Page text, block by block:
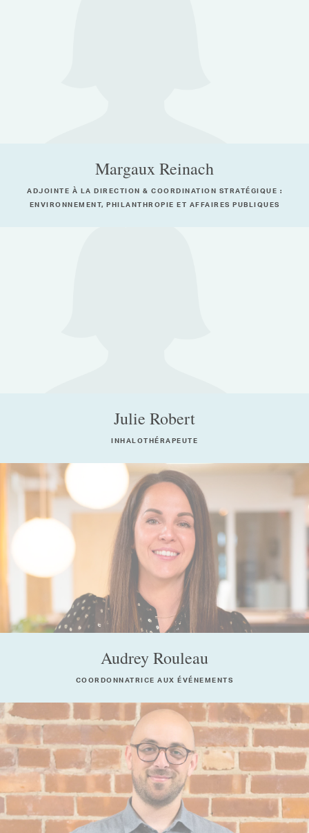
Margaux Reinach
ADJOINTE À LA DIRECTION & COORDINATION STRATÉGIQUE :
ENVIRONNEMENT, PHILANTHROPIE ET AFFAIRES PUBLIQUES
Julie Robert
INHALOTHÉRAPEUTE
Audrey Rouleau
COORDONNATRICE AUX ÉVÉNEMENTS